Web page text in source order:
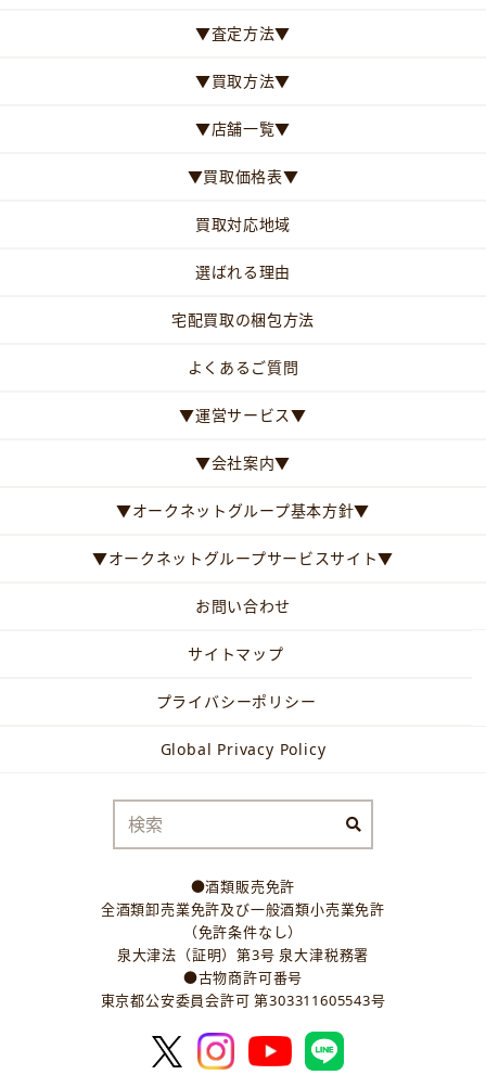
▼査定方法▼
▼買取方法▼
▼店舗一覧▼
▼買取価格表▼
買取対応地域
選ばれる理由
宅配買取の梱包方法
よくあるご質問
▼運営サービス▼
▼会社案内▼
▼オークネットグループ基本方針▼
▼オークネットグループサービスサイト▼
お問い合わせ
サイトマップ
プライバシーポリシー
Global Privacy Policy
●酒類販売免許
全酒類卸売業免許及び一般酒類小売業免許
（免許条件なし）
泉大津法（証明）第3号 泉大津税務署
●古物商許可番号
東京都公安委員会許可 第303311605543号